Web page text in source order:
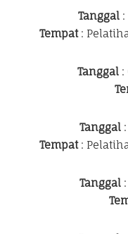
Tanggal:
Tempat:
Tanggal:
Tanggal
Tempat:
Tanggal